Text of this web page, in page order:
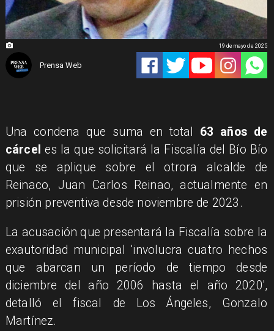
Prensa Web
19 de mayo de 2025
Una condena que suma en total 63 años de
cárcel es la que solicitará la Fiscalía del Bío Bío
que se aplique sobre el otrora alcalde de
Reinaco, Juan Carlos Reinao, actualmente en
prisión preventiva desde noviembre de 2023.
La acusación que presentará la Fiscalía sobre la
exautoridad municipal 'involucra cuatro hechos
que abarcan un período de tiempo desde
diciembre del año 2006 hasta el año 2020',
detalló el fiscal de Los Ángeles, Gonzalo
Martínez.